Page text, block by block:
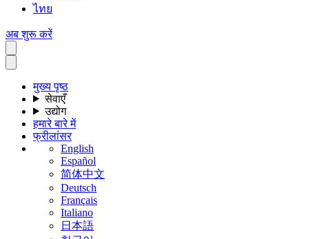
ไทย
अब शुरू करें
मुख्य पृष्ठ
सेवाएँ
उद्योग
हमारे बारे में
फ्रीलांसर
English
Español
简体中文
Deutsch
Français
Italiano
日本語